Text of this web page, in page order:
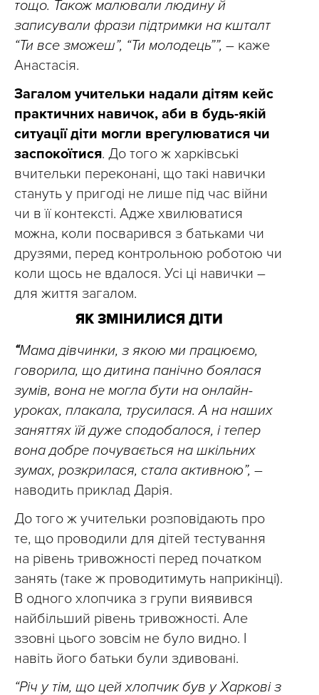
тощо. Також малювали людину й
записували фрази підтримки на кшталт
“Ти все зможеш”, “Ти молодець””, – каже
Анастасія.
Загалом учительки надали дітям кейс
практичних навичок, аби в будь-якій
ситуації діти могли врегулюватися чи
заспокоїтися. До того ж харківські
вчительки переконані, що такі навички
стануть у пригоді не лише під час війни
чи в її контексті. Адже хвилюватися
можна, коли посварився з батьками чи
друзями, перед контрольною роботою чи
коли щось не вдалося. Усі ці навички –
для життя загалом.
ЯК ЗМІНИЛИСЯ ДІТИ
“Мама дівчинки, з якою ми працюємо,
говорила, що дитина панічно боялася
зумів, вона не могла бути на онлайн-
уроках, плакала, трусилася. А на наших
заняттях їй дуже сподобалося, і тепер
вона добре почувається на шкільних
зумах, розкрилася, стала активною”, –
наводить приклад Дарія.
До того ж учительки розповідають про
те, що проводили для дітей тестування
на рівень тривожності перед початком
занять (таке ж проводитимуть наприкінці).
В одного хлопчика з групи виявився
найбільший рівень тривожності. Але
ззовні цього зовсім не було видно. І
навіть його батьки були здивовані.
“Річ у тім, що цей хлопчик був у Харкові з